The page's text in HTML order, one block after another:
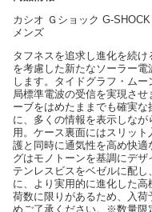
カシオ Ｇショック G-
メンズ
タフネスを追求し進化を続
を考慮した新たなソーラー
します。タイドグラフ・ム
局標準電波の受信を実現さ
ーブをはめたままでも確実
に、多くの情報を表示しな
用。ケース裏面にはスリッ
護と同時に通気性を高め快
グはモノトーンを基調にデ
テンレスビスをベゼルに配
に、より実用的に進化した
荷数に限りがあるため、入
めご了承ください。※数量限